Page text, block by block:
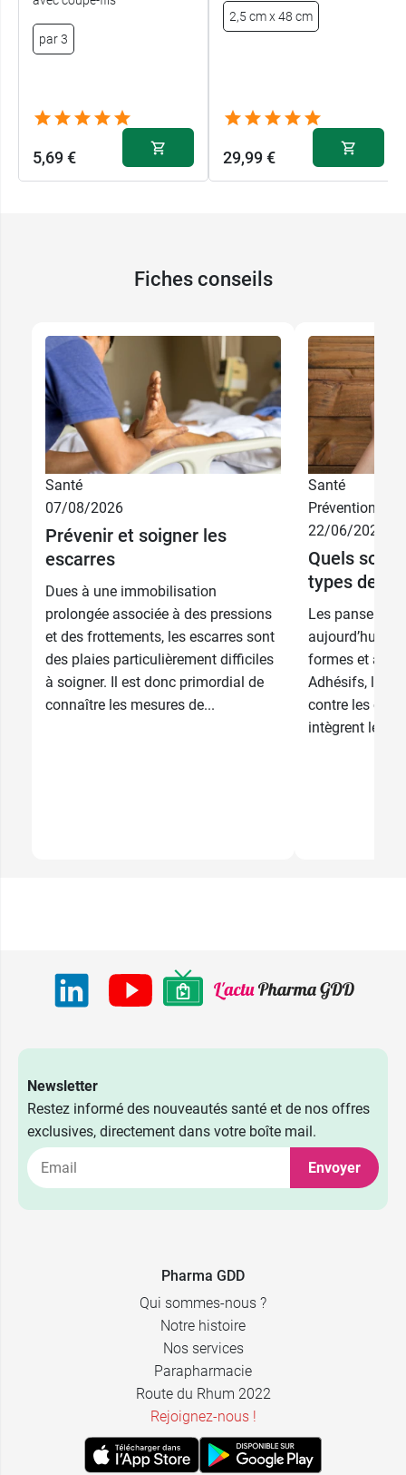
par 3
5,69 €
2,5 cm x 48 cm
29,99 €
Fiches conseils
Santé
07/08/2026
Prévenir et soigner les
escarres
Dues à une immobilisation
prolongée associée à des pressions
et des frottements, les escarres sont
des plaies particulièrement difficiles
à soigner. Il est donc primordial de
connaître les mesures de...
Santé
Prévention
22/06/2026
Quels sont
types de
Les
aujourd’hui de
formes et à
Adhésifs,
contre les cors
intègrent les
Newsletter
Restez informé des nouveautés santé et de nos offres
exclusives, directement dans votre boîte mail.
Envoyer
Pharma GDD
Qui sommes-nous ?
Notre histoire
Nos services
Parapharmacie
Route du Rhum 2022
Rejoignez-nous !